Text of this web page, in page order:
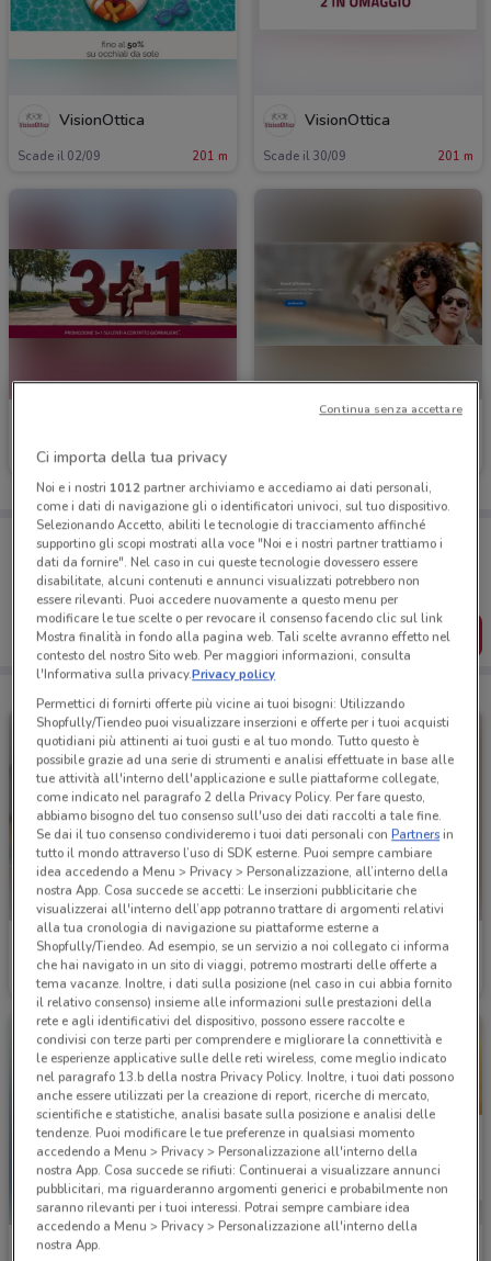
VisionOttica
Scade il 02/09 201 m
VisionOttica
Scade il 30/09 201 m
Scade il 31/08 201 m
Porta DoveConviene sempre con te!
Puoi trovare le migliori offerte dei negozi vicino a te,
salvarle e creare la tua lista del risparmio, comodamente
dal tuo cellulare.
SCARICA L’APP
GrandVision by Optissimo
Scade il 31/12 664 m
Bottega verde
Scade il 31/12 668 m
Bottega verde
Ci importa della tua privacy
Noi e i nostri 1012partner archiviamo e accediamo ai dati personali,
come i dati di navigazione gli o identificatori univoci, sul tuo dispositivo.
Selezionando Accetto, abiliti le tecnologie di tracciamento affinché
supportino gli scopi mostrati alla voce "Noi e i nostri partner trattiamo i
dati da fornire". Nel caso in cui queste tecnologie dovessero essere
disabilitate, alcuni contenuti e annunci visualizzati potrebbero non
essere rilevanti. Puoi accedere nuovamente a questo menu per
modificare le tue scelte o per revocare il consenso facendo clic sul link
Mostra finalità in fondo alla pagina web. Tali scelte avranno effetto nel
contesto del nostro Sito web. Per maggiori informazioni, consulta
l'Informativa sulla privacy.Privacy policy
Permettici di fornirti offerte più vicine ai tuoi bisogni: Utilizzando
Shopfully/Tiendeo puoi visualizzare inserzioni e offerte per i tuoi acquisti
quotidiani più attinenti ai tuoi gusti e al tuo mondo. Tutto questo è
possibile grazie ad una serie di strumenti e analisi effettuate in base alle
tue attività all'interno dell'applicazione e sulle piattaforme collegate,
come indicato nel paragrafo 2 della Privacy Policy. Per fare questo,
abbiamo bisogno del tuo consenso sull'uso dei dati raccolti a tale fine.
Se dai il tuo consenso condivideremo i tuoi dati personali conPartnersin
tutto il mondo attraverso l’uso di SDK esterne. Puoi sempre cambiare
idea accedendo a Menu > Privacy > Personalizzazione, all’interno della
nostra App. Cosa succede se accetti: Le inserzioni pubblicitarie che
visualizzerai all'interno dell’app potranno trattare di argomenti relativi
alla tua cronologia di navigazione su piattaforme esterne a
Shopfully/Tiendeo. Ad esempio, se un servizio a noi collegato ci informa
che hai navigato in un sito di viaggi, potremo mostrarti delle offerte a
tema vacanze. Inoltre, i dati sulla posizione (nel caso in cui abbia fornito
il relativo consenso) insieme alle informazioni sulle prestazioni della
rete e agli identificativi del dispositivo, possono essere raccolte e
condivisi con terze parti per comprendere e migliorare la connettività e
le esperienze applicative sulle delle reti wireless, come meglio indicato
nel paragrafo 13.b della nostra Privacy Policy. Inoltre, i tuoi dati possono
anche essere utilizzati per la creazione di report, ricerche di mercato,
scientifiche e statistiche, analisi basate sulla posizione e analisi delle
tendenze. Puoi modificare le tue preferenze in qualsiasi momento
accedendo a Menu > Privacy > Personalizzazione all'interno della
nostra App. Cosa succede se rifiuti: Continuerai a visualizzare annunci
pubblicitari, ma riguarderanno argomenti generici e probabilmente non
saranno rilevanti per i tuoi interessi. Potrai sempre cambiare idea
accedendo a Menu > Privacy > Personalizzazione all'interno della
nostra App.
Continua senza accettare